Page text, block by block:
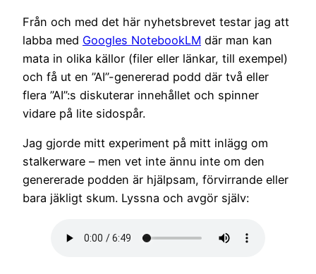
Från och med det här nyhetsbrevet testar jag att
labba med Googles NotebookLM där man kan
mata in olika källor (filer eller länkar, till exempel)
och få ut en ”AI”-genererad podd där två eller
flera ”AI”:s diskuterar innehållet och spinner
vidare på lite sidospår.
Jag gjorde mitt experiment på mitt inlägg om
stalkerware – men vet inte ännu inte om den
genererade podden är hjälpsam, förvirrande eller
bara jäkligt skum. Lyssna och avgör själv: